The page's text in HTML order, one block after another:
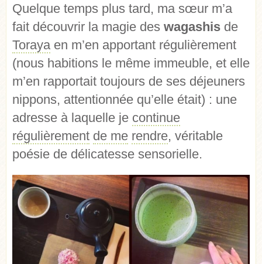
Quelque temps plus tard, ma sœur m’a
fait découvrir la magie des wagashis de
Toraya en m’en apportant régulièrement
(nous habitions le même immeuble, et elle
m’en rapportait toujours de ses déjeuners
nippons, attentionnée qu’elle était) : une
adresse à laquelle je continue
régulièrement de me rendre, véritable
poésie de délicatesse sensorielle.